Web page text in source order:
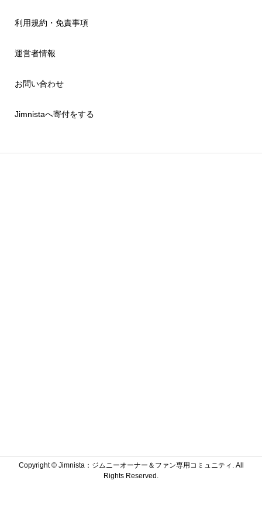
利用規約・免責事項
運営者情報
お問い合わせ
Jimnistaへ寄付をする
Copyright ©Jimnista：ジムニーオーナー＆ファン専用コミュニティ. All
Rights Reserved.